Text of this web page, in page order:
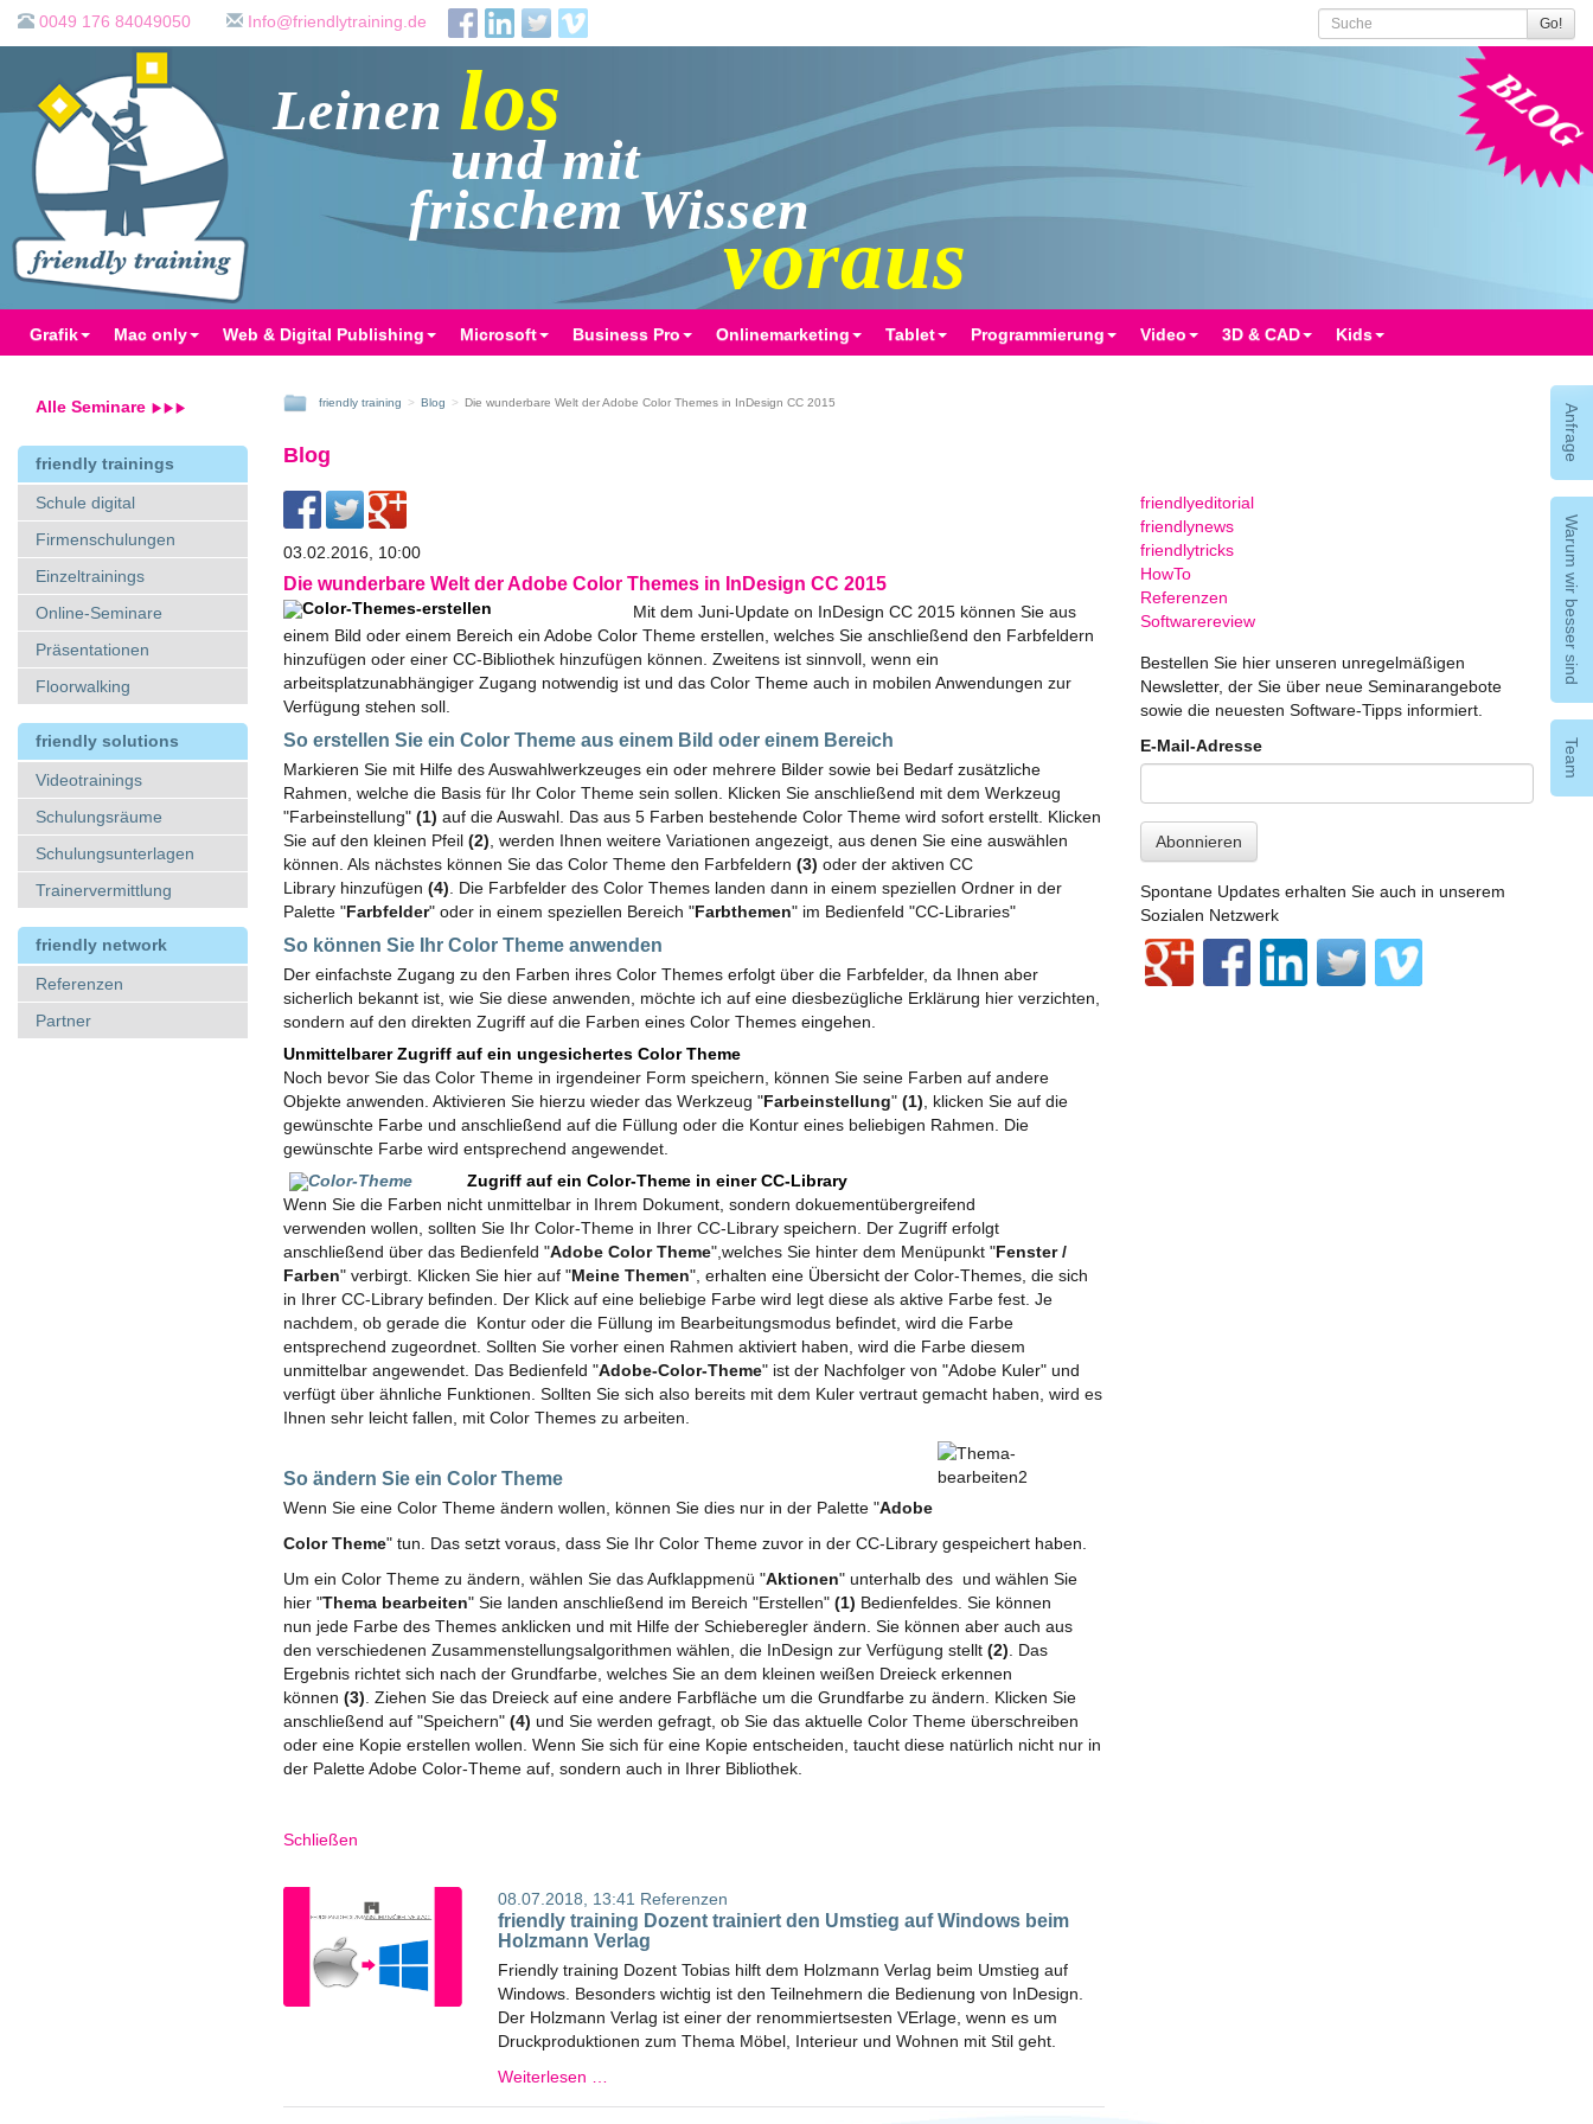
0049 176 84049050 ed.gniniartyldneirf@ofnI Go!
Blog
Leinen los
und mit
frischem Wissen
voraus
Grafik Mac only Web & Digital Publishing Microsoft Business Pro Onlinemarketing Tablet Programmierung Video 3D & CAD Kids
Alle Seminare
friendly trainings
Schule digital
Firmenschulungen
Einzeltrainings
Online-Seminare
Präsentationen
Floorwalking
friendly solutions
Videotrainings
Schulungsräume
Schulungsunterlagen
Trainervermittlung
friendly network
Referenzen
Partner
friendly training Blog Die wunderbare Welt der Adobe Color Themes in InDesign CC 2015
Blog
03.02.2016, 10:00
Die wunderbare Welt der Adobe Color Themes in InDesign CC 2015
Mit dem Juni-Update on InDesign CC 2015 können Sie aus
einem Bild oder einem Bereich ein Adobe Color Theme erstellen, welches Sie anschließend den Farbfeldern
hinzufügen oder einer CC-Bibliothek hinzufügen können. Zweitens ist sinnvoll, wenn ein
arbeitsplatzunabhängiger Zugang notwendig ist und das Color Theme auch in mobilen Anwendungen zur
Verfügung stehen soll.
So erstellen Sie ein Color Theme aus einem Bild oder einem Bereich
Markieren Sie mit Hilfe des Auswahlwerkzeuges ein oder mehrere Bilder sowie bei Bedarf zusätzliche
Rahmen, welche die Basis für Ihr Color Theme sein sollen. Klicken Sie anschließend mit dem Werkzeug
"Farbeinstellung" (1) auf die Auswahl. Das aus 5 Farben bestehende Color Theme wird sofort erstellt. Klicken
Sie auf den kleinen Pfeil (2) werden Ihnen weitere Variationen angezeigt, aus denen Sie eine auswählen
können. Als nächstes können Sie das Color Theme den Farbfeldern (3) oder der aktiven CC
Library hinzufügen (4) . Die Farbfelder des Color Themes landen dann in einem speziellen Ordner in der
Palette "Farbfelder" oder in einem speziellen Bereich "Farbthemen" im Bedienfeld "CC-Libraries"
So können Sie Ihr Color Theme anwenden
Der einfachste Zugang zu den Farben ihres Color Themes erfolgt über die Farbfelder, da Ihnen aber
sicherlich bekannt ist, wie Sie diese anwenden, möchte ich auf eine diesbezügliche Erklärung hier verzichten,
sondern auf den direkten Zugriff auf die Farben eines Color Themes eingehen.
Unmittelbarer Zugriff auf ein ungesichertes Color Theme
Noch bevor Sie das Color Theme in irgendeiner Form speichern, können Sie seine Farben auf andere
Objekte anwenden. Aktivieren Sie hierzu wieder das Werkzeug "Farbeinstellung" (1) , klicken Sie auf die
gewünschte Farbe und anschließend auf die Füllung oder die Kontur eines beliebigen Rahmen. Die
gewünschte Farbe wird entsprechend angewendet.
Zugriff auf ein Color-Theme in einer CC-Library
Wenn Sie die Farben nicht unmittelbar in Ihrem Dokument, sondern dokuementübergreifend
verwenden wollen, sollten Sie Ihr Color-Theme in Ihrer CC-Library speichern. Der Zugriff erfolgt
anschließend über das Bedienfeld "Adobe Color Theme",welches Sie hinter dem Menüpunkt "Fenster /
Farben" verbirgt. Klicken Sie hier auf "Meine Themen", erhalten eine Übersicht der Color-Themes, die sich
in Ihrer CC-Library befinden. Der Klick auf eine beliebige Farbe wird legt diese als aktive Farbe fest. Je
nachdem, ob gerade die Kontur oder die Füllung im Bearbeitungsmodus befindet, wird die Farbe
entsprechend zugeordnet. Sollten Sie vorher einen Rahmen aktiviert haben, wird die Farbe diesem
unmittelbar angewendet. Das Bedienfeld "Adobe-Color-Theme" ist der Nachfolger von "Adobe Kuler" und
verfügt über ähnliche Funktionen. Sollten Sie sich also bereits mit dem Kuler vertraut gemacht haben, wird es
Ihnen sehr leicht fallen, mit Color Themes zu arbeiten.
So ändern Sie ein Color Theme
Wenn Sie eine Color Theme ändern wollen, können Sie dies nur in der Palette "Adobe
Color Theme" tun. Das setzt voraus, dass Sie Ihr Color Theme zuvor in der CC-Library gespeichert haben.
Um ein Color Theme zu ändern, wählen Sie das Aufklappmenü "Aktionen" unterhalb des und wählen Sie
hier "Thema bearbeiten" Sie landen anschließend im Bereich "Erstellen" (1) Bedienfeldes. Sie können
nun jede Farbe des Themes anklicken und mit Hilfe der Schieberegler ändern. Sie können aber auch aus
den verschiedenen Zusammenstellungsalgorithmen wählen, die InDesign zur Verfügung stellt (2) . Das
Ergebnis richtet sich nach der Grundfarbe, welches Sie an dem kleinen weißen Dreieck erkennen
können (3) . Ziehen Sie das Dreieck auf eine andere Farbfläche um die Grundfarbe zu ändern. Klicken Sie
anschließend auf "Speichern" (4) und Sie werden gefragt, ob Sie das aktuelle Color Theme überschreiben
oder eine Kopie erstellen wollen. Wenn Sie sich für eine Kopie entscheiden, taucht diese natürlich nicht nur in
der Palette Adobe Color-Theme auf, sondern auch in Ihrer Bibliothek.
Schließen
08.07.2018, 13:41 Referenzen
friendly training Dozent trainiert den Umstieg auf Windows beim
Holzmann Verlag
Friendly training Dozent Tobias hilft dem Holzmann Verlag beim Umstieg auf
Windows. Besonders wichtig ist den Teilnehmern die Bedienung von InDesign.
Der Holzmann Verlag ist einer der renommiertsesten VErlage, wenn es um
Druckproduktionen zum Thema Möbel, Interieur und Wohnen mit Stil geht.
Weiterlesen …
friendlyeditorial
friendlynews
friendlytricks
HowTo
Referenzen
Softwarereview
Bestellen Sie hier unseren unregelmäßigen
Newsletter, der Sie über neue Seminarangebote
sowie die neuesten Software-Tipps informiert.
E-Mail-Adresse
Abonnieren
Spontane Updates erhalten Sie auch in unserem
Sozialen Netzwerk
Anfrage
Warum wir besser sind
Team